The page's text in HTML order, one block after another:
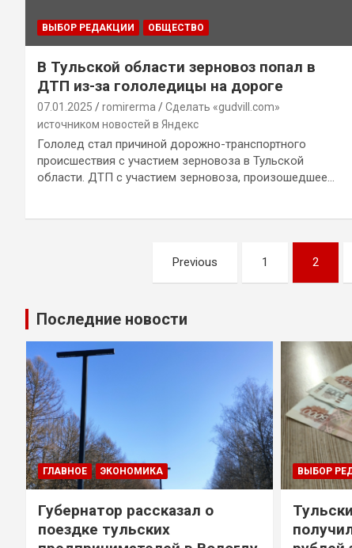
ВЫБОР РЕДАКЦИИ ОБЩЕСТВО
В Тульской области зерновоз попал в
ДТП из-за гололедицы на дороге
07.01.2025 romirerma
Сделать «gudvill.com»
источником новостей в Яндекс
Гололед стал причиной дорожно-транспортного
происшествия с участием зерновоза в Тульской
области. ДТП с участием зерновоза, произошедшее…
записям
Previous 1 2
Последние новости
ГЛАВНОЕ ЭКОНОМИКА
Губернатор рассказал о
поездке тульских
ВЫБОР